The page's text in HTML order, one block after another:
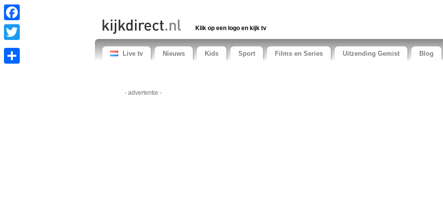
Facebook
Twitter
Klik op een logo en kijk tv
Live tv Nieuws Kids Sport Films en Series Uitzending Gemist Blog
- advertentie -